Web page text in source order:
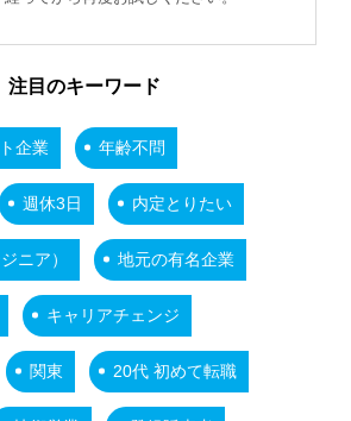
注目のキーワード
企業 年齢不問
週休3日 内定とりたい
ニア） 地元の有名企業
キャリアチェンジ
関東 20代 初めて転職